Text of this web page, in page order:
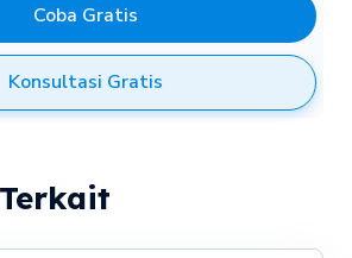
Coba Gratis
Konsultasi Gratis